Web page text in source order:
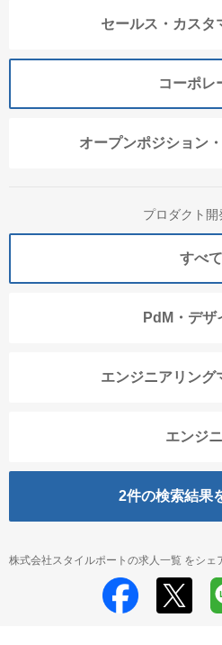
セールス・カスタ
コーポレ
オープンポジション
プロダクト開
すべて
PdM・デザ
エンジニアリング
エンジ
2件の検索結果
株式会社スタイルポートの求人一覧 をシェ